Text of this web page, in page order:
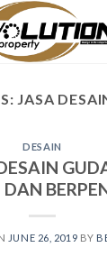
JASA
DESAIN
JUNE 26, 2019 BY